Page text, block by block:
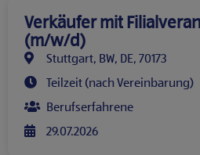
Verkäufer mit
(m/w/d)
Stuttgart, BW, DE, 70173
Teilzeit (nach Vereinbarung)
Berufserfahrene
29.07.2026